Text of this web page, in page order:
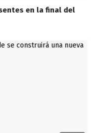
en la final del